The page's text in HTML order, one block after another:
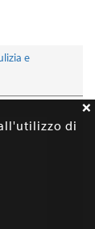
e
di